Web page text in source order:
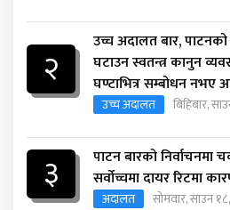
२
उच्च अदालत बार,
घटाउन स्वतन्त्र कानुन
घण्टाभित्र सम्बोधन नभए
उच्च अदालत बिहिबार,
३
पाटन बारको निर्वाचनमा
सर्वोच्चमा दायर रिटमा
अदालत सोमवार, साउन